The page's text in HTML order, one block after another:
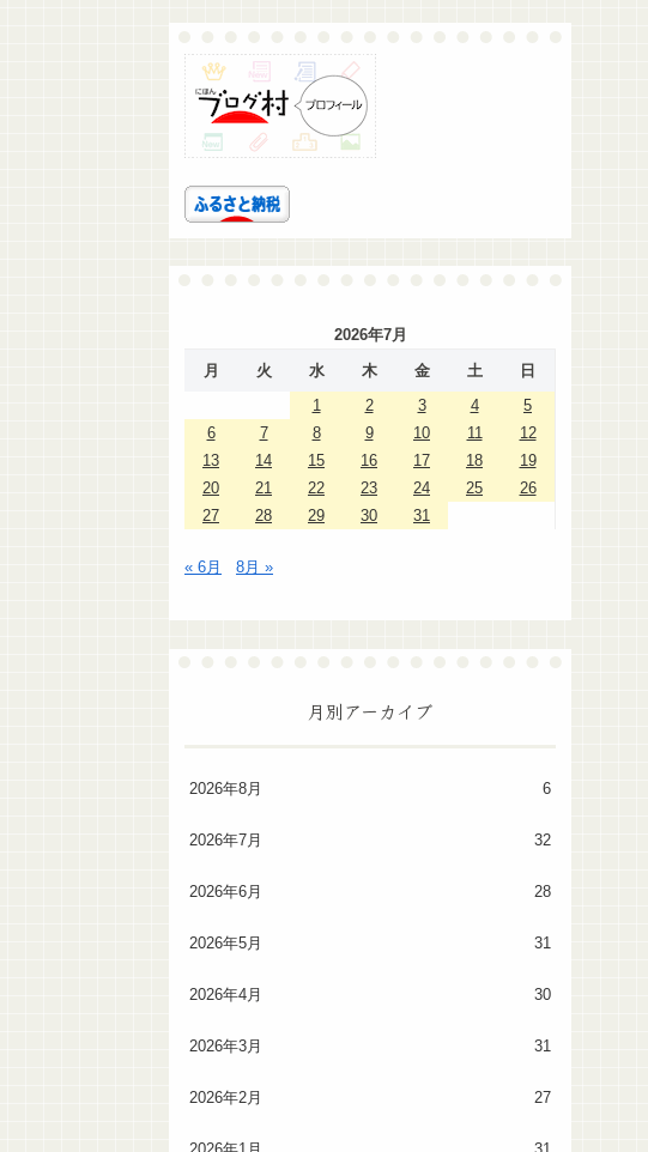
2026年7月
月
火 水 木 金 土
日
1
2 3 4
5
6
7 8 9 10 11
12
13
14 15 16 17 18
19
20
21 22 23 24 25
26
27
28 29 30 31
« 6月 8月 »
月別アーカイブ
2026年8月 6
2026年7月 32
2026年6月 28
2026年5月 31
2026年4月 30
2026年3月 31
2026年2月 27